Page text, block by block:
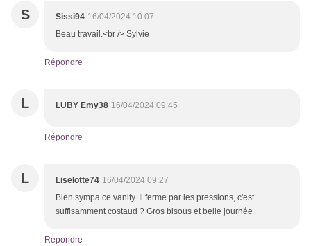
S Sissi94 16/04/2024 10:07
Beau travail.<br /> Sylvie
Répondre
L LUBY Emy38 16/04/2024 09:45
Répondre
L Liselotte74 16/04/2024 09:27
Bien sympa ce vanity. Il ferme par les pressions, c'est
suffisamment costaud ? Gros bisous et belle journée
Répondre